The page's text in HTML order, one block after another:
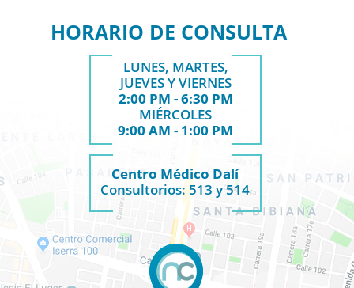
HORARIO DE CONSULTA
LUNES, MARTES,
JUEVES Y VIERNES
2:00 PM - 6:30 PM
MIÉRCOLES
9:00 AM - 1:00 PM
Centro Médico Dalí
Consultorios: 513 y 514